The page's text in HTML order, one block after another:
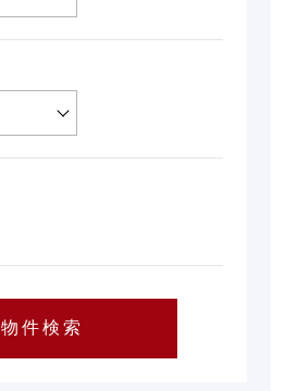
物件検索